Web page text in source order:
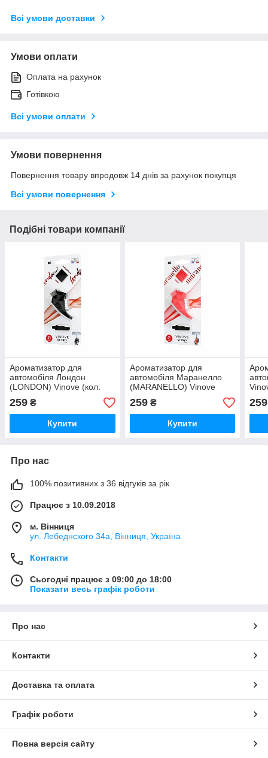
Всі умови доставки
Умови оплати
Оплата на рахунок
Готівкою
Всі умови оплати
Умови повернення
Повернення товару впродовж 14 днів за рахунок покупця
Всі умови повернення
Подібні товари компанії
Ароматизатор для
автомобіля Лондон
(LONDON) Vinove (кол.
Нетро взуття)
259 ₴
Купити
Ароматизатор для
автомобіля Маранелло
(MARANELLO) Vinove
(кол. Нетро взуття)
259₴
Купити
259
Про нас
100% позитивних з 36 відгуків за рік
Працює з 10.09.2018
м. Вінниця
ул. Лебеднского 34а, Вінниця, Україна
Контакти
Сьогодні працює з 09:00 до 18:00
Показати весь графік роботи
Про нас
Контакти
Доставка та оплата
Графік роботи
Повна версія сайту